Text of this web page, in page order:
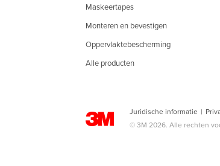
Maskeertapes
Monteren en bevestigen
Oppervlaktebescherming
Alle producten
Juridische informatie |
© 3M 2026. Alle rechten